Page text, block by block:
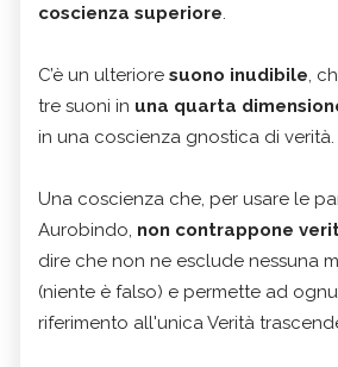
coscienza superiore.
C’è un ulteriore suono inudibile,
tre suoni in una quarta
in una coscienza gnostica di verità.
Una coscienza che, per usare le
Aurobindo, non contrappone
dire che non ne esclude nessuna
(niente è falso) e permette ad
riferimento all'unica Verità